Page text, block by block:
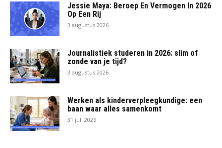
Jessie Maya: Beroep En Vermogen In 2026
Op Een Rij
3 augustus 2026
Journalistiek studeren in 2026: slim of
zonde van je tijd?
3 augustus 2026
Werken als kinderverpleegkundige: een
baan waar alles samenkomt
31 juli 2026